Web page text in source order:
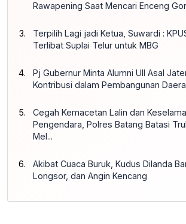
Rawapening Saat Mencari Enceng
Terpilih Lagi jadi Ketua, Suwardi :
Terlibat Suplai Telur untuk MBG
Pj Gubernur Minta Alumni UII Asal
Kontribusi dalam Pembangunan
Cegah Kemacetan Lalin dan
Pengendara, Polres Batang Batasi
Mel...
Akibat Cuaca Buruk, Kudus Dilanda
Longsor, dan Angin Kencang